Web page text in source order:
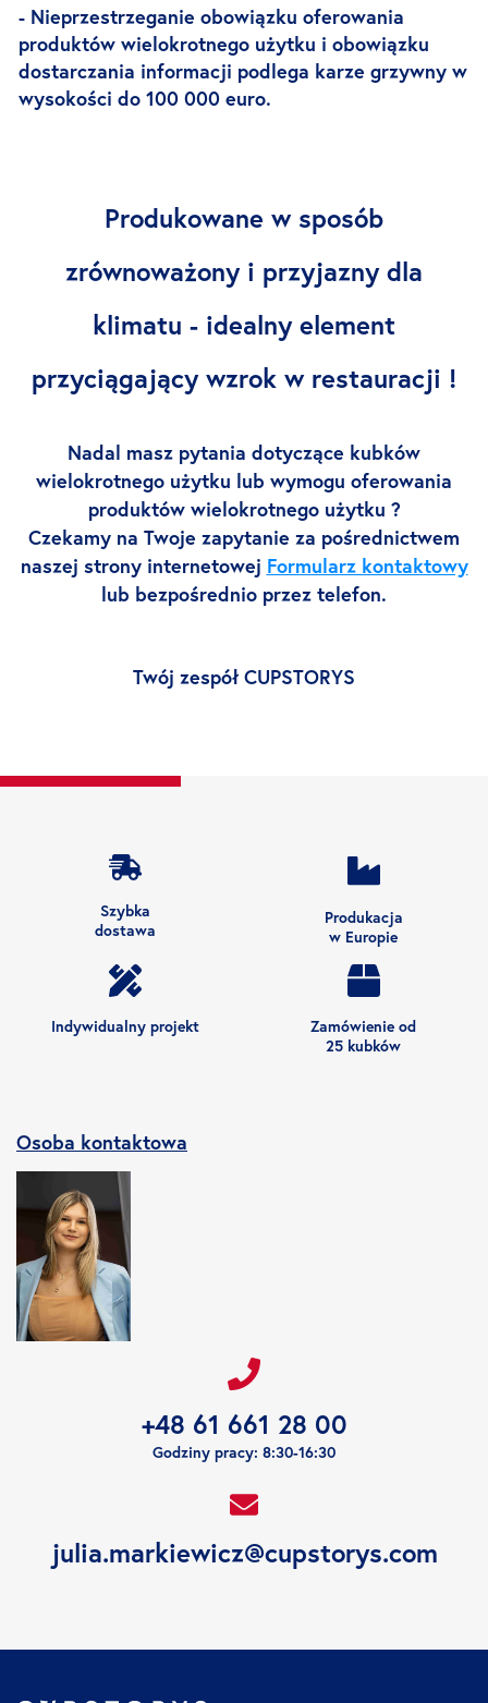
- Nieprzestrzeganie obowiązku oferowania
produktów wielokrotnego użytku i obowiązku
dostarczania informacji podlega karze grzywny w
wysokości do 100 000 euro.
Produkowane w sposób
zrównoważony i przyjazny dla
klimatu - idealny element
przyciągający wzrok w restauracji !
Nadal masz pytania dotyczące kubków
wielokrotnego użytku lub wymogu oferowania
produktów wielokrotnego użytku ?
Czekamy na Twoje zapytanie za pośrednictwem
naszej strony internetowej Formularz kontaktowy
lub bezpośrednio przez telefon.
Twój zespół CUPSTORYS
Szybka
dostawa
Produkacja
w Europie
Indywidualny projekt
Zamówienie od
25 kubków
Osoba kontaktowa
+48 61 661 28 00
Godziny pracy: 8:30-16:30
julia.markiewicz@cupstorys.com